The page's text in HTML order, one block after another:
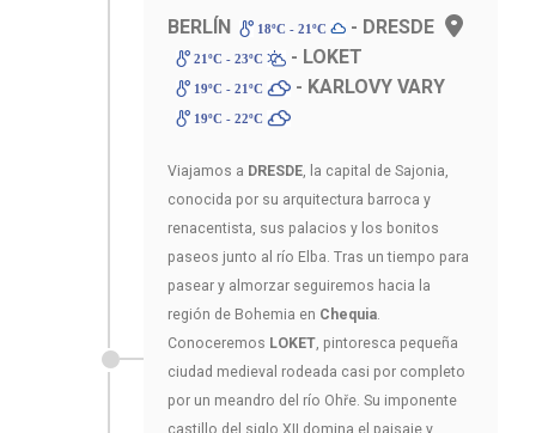
BERLÍN 18ºC - 21ºC - DRESDE
21ºC - 23ºC - LOKET
19ºC - 21ºC - KARLOVY VARY
19ºC - 22ºC
Viajamos a DRESDE , la capital de Sajonia,
conocida por su arquitectura barroca y
renacentista, sus palacios y los bonitos
paseos junto al río Elba. Tras un tiempo para
pasear y almorzar seguiremos hacia la
región de Bohemia en Chequia
Conoceremos LOKET , pintoresca pequeña
ciudad medieval rodeada casi por completo
por un meandro del río Ohře. Su imponente
castillo del siglo XII domina el paisaje y